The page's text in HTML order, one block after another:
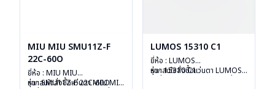
MIU MIU SMU11Z-F
22C-60O
ยี่ห้อ : MIU MIU
รุ่น : SMU11Z-F 22C-60O
หากสนใจสั่งชื้อแว่นตา MIU MIU
LUMOS 15310 C1
ยี่ห้อ : LUMOS
รุ่น : 15310 C1
หากสนใจสั่งชื้อแว่นตา LUMOS